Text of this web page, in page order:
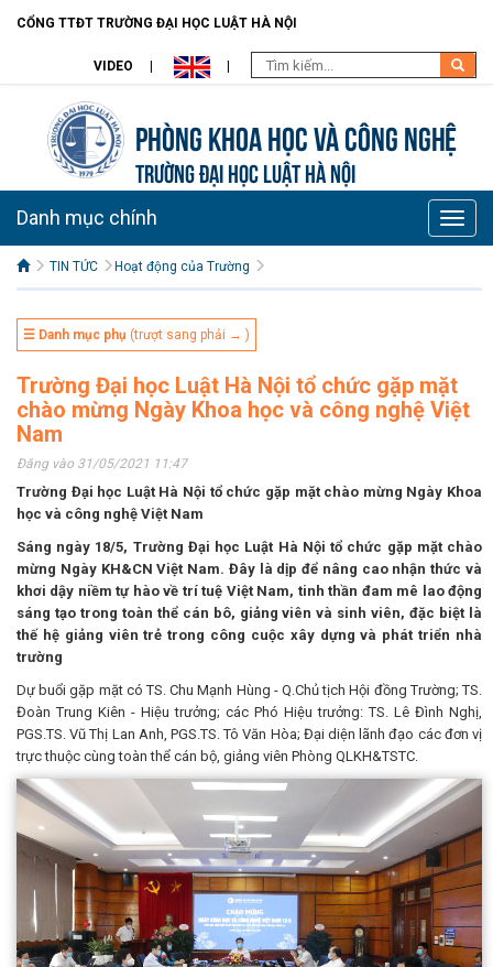
CỔNG TTĐT TRƯỜNG ĐẠI HỌC LUẬT HÀ NỘI
VIDEO
Phòng Khoa học và Công nghệ
TRƯỜNG ĐẠI HỌC LUẬT HÀ NỘI
Toggle
Danh mục chính
TIN TỨC Hoạt động của Trường
☰ Danh mục phụ (trượt sang phải → )
Trường Đại học Luật Hà Nội tổ chức gặp mặt
chào mừng Ngày Khoa học và công nghệ Việt
Nam
Đăng vào 31/05/2021 11:47
Trường Đại học Luật Hà Nội tổ chức gặp mặt chào mừng Ngày Khoa
học và công nghệ Việt Nam
Sáng ngày 18/5, Trường Đại học Luật Hà Nội tổ chức gặp mặt chào
mừng Ngày KH&CN Việt Nam. Đây là dịp để nâng cao nhận thức và
khơi dậy niềm tự hào về trí tuệ Việt Nam, tinh thần đam mê lao động
sáng tạo trong toàn thể cán bô, giảng viên và sinh viên, đặc biệt là
thế hệ giảng viên trẻ trong công cuộc xây dựng và phát triển nhà
trường
Dự buổi gặp mặt có TS. Chu Mạnh Hùng - Q.Chủ tịch Hội đồng Trường; TS.
Đoàn Trung Kiên - Hiệu trưởng; các Phó Hiệu trưởng: TS. Lê Đình Nghị,
PGS.TS. Vũ Thị Lan Anh, PGS.TS. Tô Văn Hòa; Đại diện lãnh đạo các đơn vị
trực thuộc cùng toàn thể cán bộ, giảng viên Phòng QLKH&TSTC.